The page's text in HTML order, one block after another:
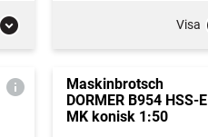
Visa
Maskinbrotsch
DORMER B954 HSS-E
MK konisk 1:50